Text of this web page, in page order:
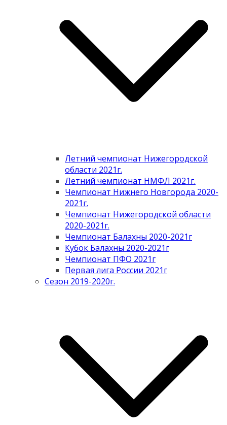
Летний чемпионат Нижегородской
области 2021г.
Летний чемпионат НМФЛ 2021г.
Чемпионат Нижнего Новгорода 2020-
2021г.
Чемпионат Нижегородской области
2020-2021г.
Чемпионат Балахны 2020-2021г
Кубок Балахны 2020-2021г
Чемпионат ПФО 2021г
Первая лига России 2021г
Сезон 2019-2020г.